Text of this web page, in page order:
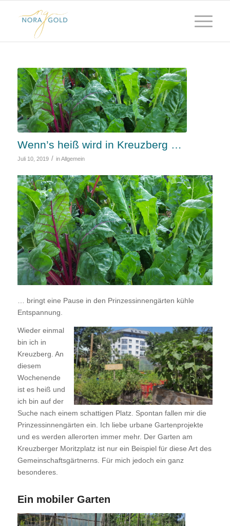
Wenn’s heiß wird in Kreuzberg …
Juli 10, 2019 / inAllgemein
… bringt eine Pause in den Prinzessinnengärten kühle
Entspannung.
Wieder einmal
bin ich in
Kreuzberg. An
diesem
Wochenende
ist es heiß und
ich bin auf der
Suche nach einem schattigen Platz. Spontan fallen mir die
Prinzessinnengärten ein. Ich liebe urbane Gartenprojekte
und es werden allerorten immer mehr. Der Garten am
Kreuzberger Moritzplatz ist nur ein Beispiel für diese Art des
Gemeinschaftsgärtnerns. Für mich jedoch ein ganz
besonderes.
Ein mobiler Garten